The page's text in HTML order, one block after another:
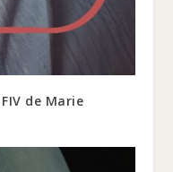
de Marie